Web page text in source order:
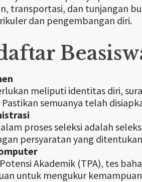
transportasi, dan tunjangan
dan pengembangan diri.
meliputi identitas diri,
semuanya telah
proses seleksi adalah
persyaratan yang
Akademik (TPA), tes
untuk mengukur